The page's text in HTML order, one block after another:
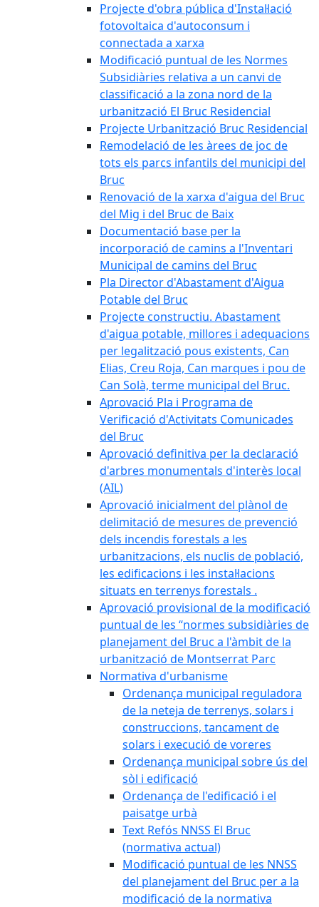
Projecte d'obra pública d'Instal·lació
fotovoltaica d'autoconsum i
connectada a xarxa
Modificació puntual de les Normes
Subsidiàries relativa a un canvi de
classificació a la zona nord de la
urbanització El Bruc Residencial
Projecte Urbanització Bruc Residencial
Remodelació de les àrees de joc de
tots els parcs infantils del municipi del
Bruc
Renovació de la xarxa d'aigua del Bruc
del Mig i del Bruc de Baix
Documentació base per la
incorporació de camins a l'Inventari
Municipal de camins del Bruc
Pla Director d'Abastament d'Aigua
Potable del Bruc
Projecte constructiu. Abastament
d'aigua potable, millores i adequacions
per legalització pous existents, Can
Elias, Creu Roja, Can marques i pou de
Can Solà, terme municipal del Bruc.
Aprovació Pla i Programa de
Verificació d'Activitats Comunicades
del Bruc
Aprovació definitiva per la declaració
d'arbres monumentals d'interès local
(AIL)
Aprovació inicialment del plànol de
delimitació de mesures de prevenció
dels incendis forestals a les
urbanitzacions, els nuclis de població,
les edificacions i les instal·lacions
situats en terrenys forestals .
Aprovació provisional de la modificació
puntual de les “normes subsidiàries de
planejament del Bruc a l'àmbit de la
urbanització de Montserrat Parc
Normativa d'urbanisme
Ordenança municipal reguladora
de la neteja de terrenys, solars i
construccions, tancament de
solars i execució de voreres
Ordenança municipal sobre ús del
sòl i edificació
Ordenança de l'edificació i el
paisatge urbà
Text Refós NNSS El Bruc
(normativa actual)
Modificació puntual de les NNSS
del planejament del Bruc per a la
modificació de la normativa